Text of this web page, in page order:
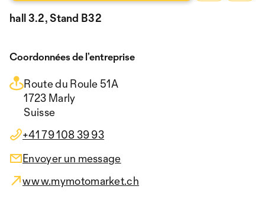
hall 3.2, Stand B32
Coordonnées de l’entreprise
Route du Roule 51A
1723 Marly
Suisse
+41 79 108 39 93
Envoyer un message
www.mymotomarket.ch